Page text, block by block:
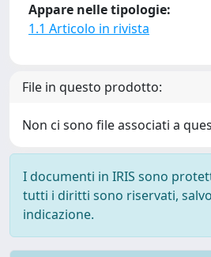
Appare nelle tipologie:
1.1 Articolo in rivista
File in questo prodotto:
Non ci sono file associati a
I documenti in IRIS sono
tutti i diritti sono riservati,
indicazione.